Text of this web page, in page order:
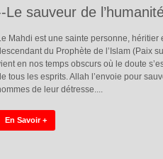
Le sauveur de
Mahdi est une sainte personne, héritier
du Prophète de l’Islam (Paix
en nos temps obscurs où le doute
tous les esprits. Allah l’envoie pour
de leur détresse....
En Savoir +